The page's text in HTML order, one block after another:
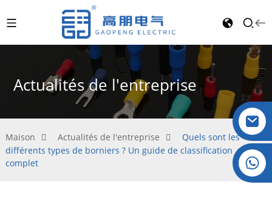
Cristal : +86 19032081821
Actualités de l'entreprise
Maison Actualités de l'entreprise
Quels sont les
différents types de borniers ? Un guide de classification
complet